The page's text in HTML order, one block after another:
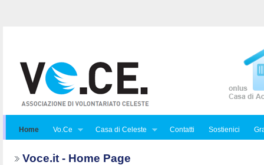
Home Vo.Ce Casa di Celeste Contatti Sostienici
Voce.it - Home Page